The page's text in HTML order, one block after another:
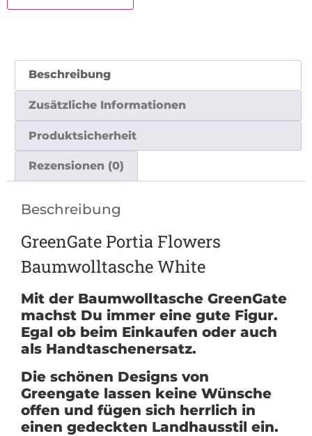
Beschreibung
Zusätzliche Informationen
Produktsicherheit
Rezensionen (0)
Beschreibung
GreenGate Portia Flowers
Baumwolltasche White
Mit der Baumwolltasche GreenGate
machst Du immer eine gute Figur.
Egal ob beim Einkaufen oder auch
als Handtaschenersatz.
Die schönen Designs von
Greengate lassen keine Wünsche
offen und fügen sich herrlich in
einen gedeckten Landhausstil ein.